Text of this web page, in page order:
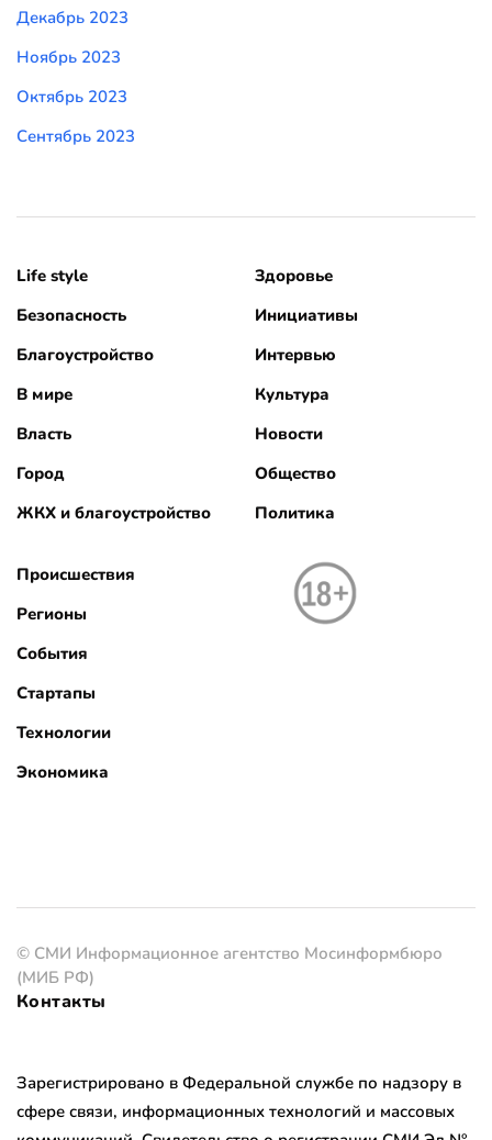
Декабрь 2023
Ноябрь 2023
Октябрь 2023
Сентябрь 2023
Life style
Безопасность
Благоустройство
В мире
Власть
Город
ЖКХ и благоустройство
Здоровье
Инициативы
Интервью
Культура
Новости
Общество
Политика
Происшествия
Регионы
События
Стартапы
Технологии
Экономика
© СМИ Информационное агентство Мосинформбюро
(МИБ РФ)
Контакты
Зарегистрировано в Федеральной службе по надзору в
сфере связи, информационных технологий и массовых